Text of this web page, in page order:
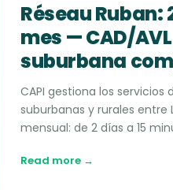
Réseau
mes — CAD/
suburbana
CAPI gestiona los
suburbanas y rurales entre
mensual: de 2 días a 15
Read more →